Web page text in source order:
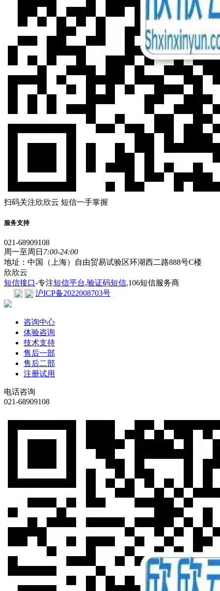
扫码关注欣欣云 短信一手掌握
服务支持
021-68909108
周一至周日 7:00-24:00
地址：中国（上海）自由贸易试验区环湖西二路888号C楼
欣欣云
短信接口-专注短信平台,验证码短信,106短信服务商
沪ICP备2022008703号
咨询中心
体验咨询
技术支持
售后一部
售后二部
注册试用
电话咨询
021-68909108